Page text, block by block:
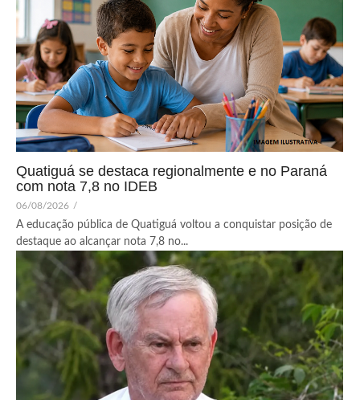
Quatiguá se destaca regionalmente e no Paraná
com nota 7,8 no IDEB
06/08/2026 /
A educação pública de Quatiguá voltou a conquistar posição de
destaque ao alcançar nota 7,8 no...